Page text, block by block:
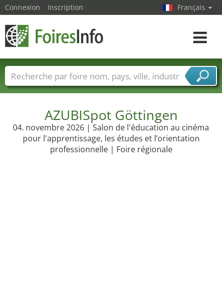
AZUBISpot Göttingen
04. novembre 2026 | Salon de l'éducation au cinéma
pour l'apprentissage, les études et l’orientation
professionnelle | Foire régionale
Connexion Inscription Français
Toggle
Foire noms Pays Villes
Secteurs de foire